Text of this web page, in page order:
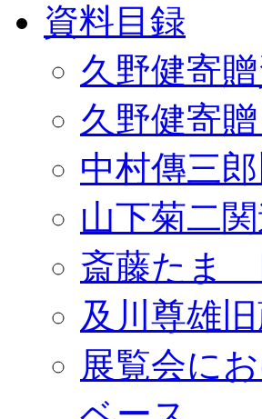
資料目録
久野健寄
久野健寄
中村傳三
山下菊二
斎藤たま
及川尊雄
展覧会に